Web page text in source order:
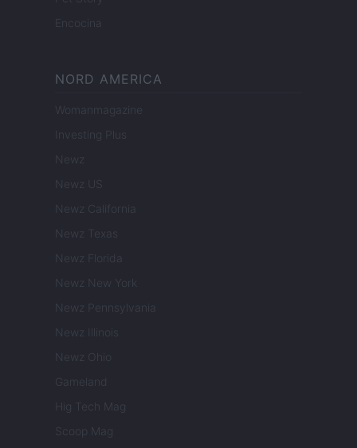
Encocina
NORD AMERICA
Womanmagazine
Investing Plus
Newz
Newz US
Newz California
Newz Texas
Newz Florida
Newz New York
Newz Pennsylvania
Newz Illinois
Newz Ohio
Gameland
Hig Tech Mag
Scoop Mag